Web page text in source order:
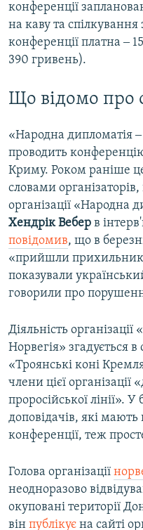
конференції
на каву та
конференції платна ‒
390 гривень).
Що відомо про
«Народна дипломатія
проводить
Криму. Роком раніше
словами організаторів,
організації «Народна
Хендрік Вебер в
повідомив, що в
«прийшли
показували
говорили про
Діяльність
Норвегія» згадується в
«Троянські коні
члени цієї
проросійської лінії». У
доповідачів, які
конференції, теж
Голова організації
неодноразово
окуповані території
він публікує на сайті